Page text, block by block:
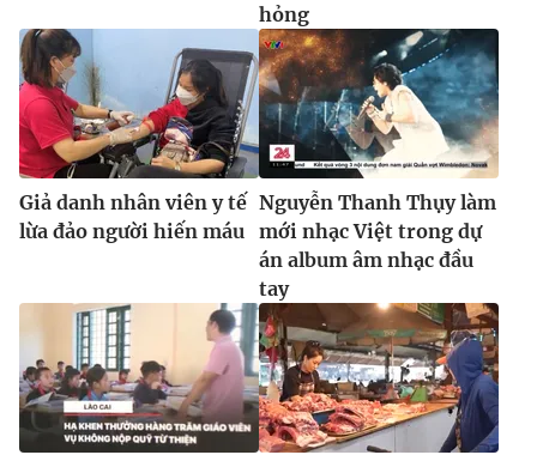
hỏng
Giả danh nhân viên y tế
lừa đảo người hiến máu
Nguyễn Thanh Thụy làm
mới nhạc Việt trong dự
án album âm nhạc đầu
tay